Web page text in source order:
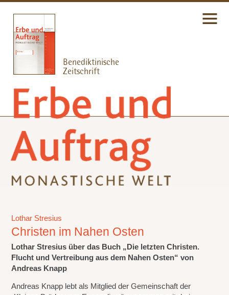
Lothar Stresius
Christen im Nahen Osten
Lothar Stresius über das Buch „Die letzten Christen.
Flucht und Vertreibung aus dem Nahen Osten“ von
Andreas Knapp
Andreas Knapp lebt als Mitglied der Gemeinschaft der